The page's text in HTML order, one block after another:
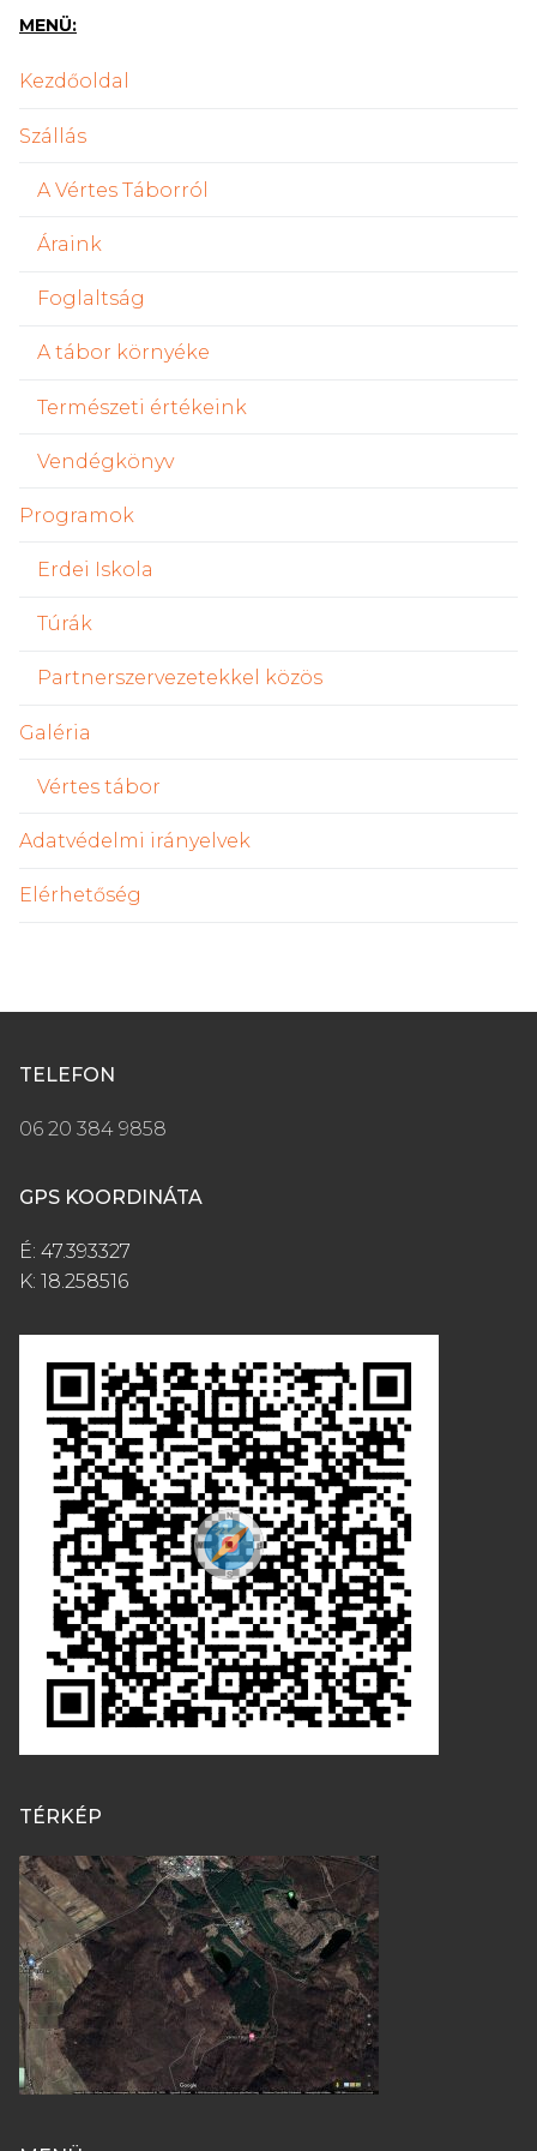
MENÜ:
Kezdőoldal
Szállás
A Vértes Táborról
Áraink
Foglaltság
A tábor környéke
Természeti értékeink
Vendégkönyv
Programok
Erdei Iskola
Túrák
Partnerszervezetekkel közös
Galéria
Vértes tábor
Adatvédelmi irányelvek
Elérhetőség
TELEFON
06 20 384 9858
GPS KOORDINÁTA
É: 47.393327
K: 18.258516
TÉRKÉP